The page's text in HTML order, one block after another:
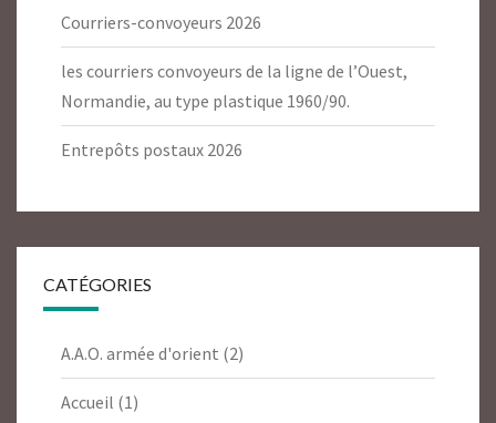
Courriers-convoyeurs 2026
les courriers convoyeurs de la ligne de l’Ouest,
Normandie, au type plastique 1960/90.
Entrepôts postaux 2026
CATÉGORIES
A.A.O. armée d'orient (2)
Accueil (1)